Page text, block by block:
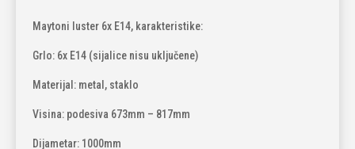
Maytoni luster 6x E14, karakteristike:
Grlo: 6x E14 (sijalice nisu uključene)
Materijal: metal, staklo
Visina: podesiva 673mm – 817mm
Dijametar: 1000mm